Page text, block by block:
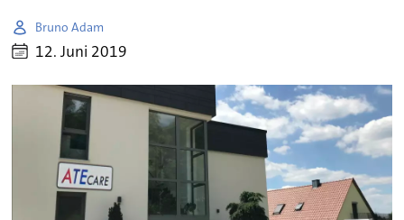
Bruno Adam
12. Juni 2019